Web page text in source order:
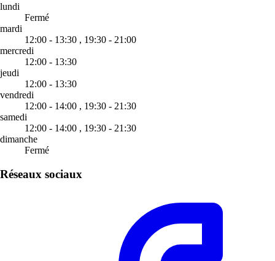
lundi
Fermé
mardi
12:00 - 13:30 , 19:30 - 21:00
mercredi
12:00 - 13:30
jeudi
12:00 - 13:30
vendredi
12:00 - 14:00 , 19:30 - 21:30
samedi
12:00 - 14:00 , 19:30 - 21:30
dimanche
Fermé
Réseaux sociaux